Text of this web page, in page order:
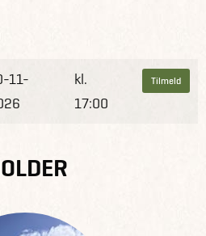
til den
hvilket samtidig kan
ture. Jeg vil vise jer smukke og
of Balkans, der rigtigt kan
der vil selvfølgelig være god tid
11-
kl.
17:00
Tilmeld